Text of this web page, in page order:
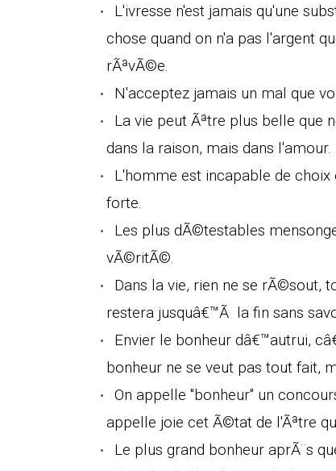
L'ivresse n'est jamais qu'une
chose quand on n'a pas l'argent
rÃªvÃ©e.
N'acceptez jamais un mal que
La vie peut Ãªtre plus belle que
dans la raison, mais dans l'amour.
L'homme est incapable de
forte.
Les plus dÃ©testables
vÃ©ritÃ©.
Dans la vie, rien ne se rÃ©sout,
restera jusquâ€™Ã la fin sans
Envier le bonheur dâ€™autrui,
bonheur ne se veut pas tout fait,
On appelle "bonheur" un
appelle joie cet Ã©tat de l'Ãªtre
Le plus grand bonheur aprÃ¨s